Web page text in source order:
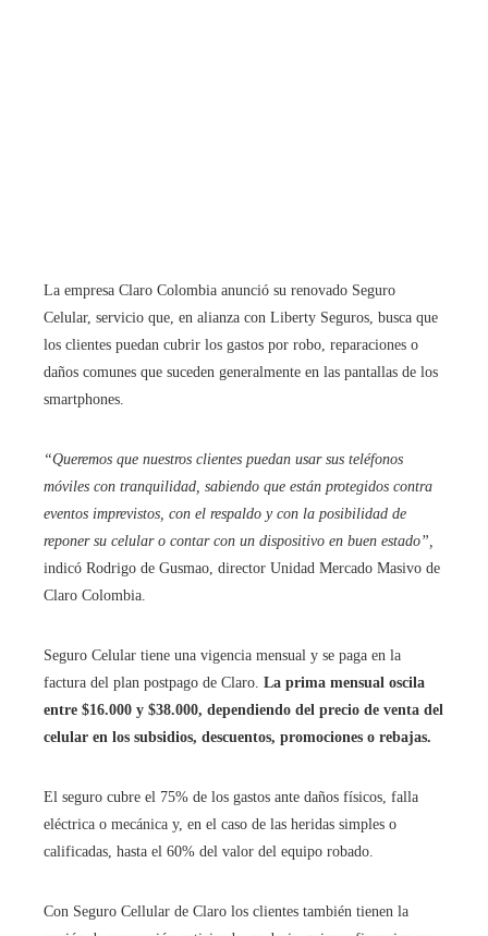
La empresa Claro Colombia anunció su renovado Seguro
Celular, servicio que, en alianza con Liberty Seguros, busca que
los clientes puedan cubrir los gastos por robo, reparaciones o
daños comunes que suceden generalmente en las pantallas de los
smartphones.
“Queremos que nuestros clientes puedan usar sus teléfonos
móviles con tranquilidad, sabiendo que están protegidos contra
eventos imprevistos, con el respaldo y con la posibilidad de
reponer su celular o contar con un dispositivo en buen estado”,
indicó Rodrigo de Gusmao, director Unidad Mercado Masivo de
Claro Colombia.
Seguro Celular tiene una vigencia mensual y se paga en la
factura del plan postpago de Claro. La prima mensual oscila
entre $16.000 y $38.000, dependiendo del precio de venta del
celular en los subsidios, descuentos, promociones o rebajas.
El seguro cubre el 75% de los gastos ante daños físicos, falla
eléctrica o mecánica y, en el caso de las heridas simples o
calificadas, hasta el 60% del valor del equipo robado.
Con Seguro Cellular de Claro los clientes también tienen la